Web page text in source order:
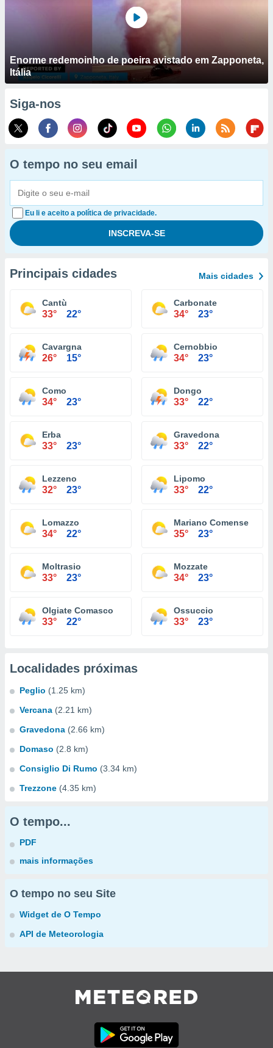
Enorme redemoinho de poeira avistado em Zapponeta,
Itália
Siga-nos
O tempo no seu email
Eu li e aceito a política de privacidade.
Principais cidades Mais cidades
Cantù
33° 22°
Carbonate
34° 23°
Cavargna
26° 15°
Cernobbio
34° 23°
Como
34° 23°
Dongo
33° 22°
Erba
33° 23°
Gravedona
33° 22°
Lezzeno
32° 23°
Lipomo
33° 22°
Lomazzo
34° 22°
Mariano Comense
35° 23°
Moltrasio
33° 23°
Mozzate
34° 23°
Olgiate Comasco
33° 22°
Ossuccio
33° 23°
Localidades próximas
Peglio (1.25 km)
Vercana (2.21 km)
Gravedona (2.66 km)
Domaso (2.8 km)
Consiglio Di Rumo (3.34 km)
Trezzone (4.35 km)
O tempo...
PDF
mais informações
O tempo no seu Site
Widget de O Tempo
API de Meteorologia